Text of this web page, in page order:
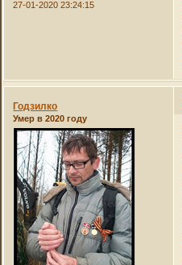
27-01-2020 23:24:15
Годзилко
Умер в 2020 году